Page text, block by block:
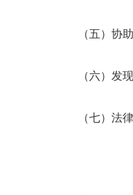
（五）协
（六）发
（七）法